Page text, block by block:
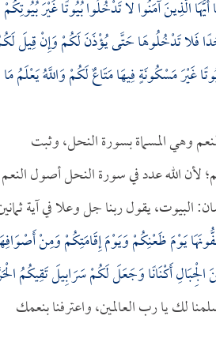
أَيُّهَا الَّذِينَ آمَنُوا لا تَدْخُلُوا بُيُوتًا غَيْرَ بُيُوتِكُمْ
فَلا تَدْخُلُوهَا حَتَّى يُؤْذَنَ لَكُمْ وَإِنْ قِيلَ
غَيْرَ مَسْكُونَةٍ فِيهَا مَتَاعٌ لَكُمْ وَاللَّهُ يَعْلَمُ مَا
وهي المسماة بسورة النحل، وثبت
لأن الله عدد في سورة النحل أصول النعم
البيوت، يقول ربنا جل وعلا في آية
يَوْمَ ظَعْنِكُمْ وَيَوْمَ إِقَامَتِكُمْ وَمِنْ
أَكْنَانًا وَجَعَلَ لَكُمْ سَرَابِيلَ تَقِيكُمُ
81]، أسلمنا لك يا رب العالمين، واعترفنا بنعمك